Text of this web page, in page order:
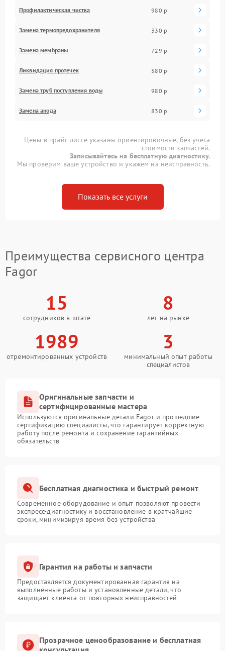
Профилактическая чистка 980 р
Замена термопредохранителя 330 р
Замена мембраны 729 р
Ликвидация протечек 580 р
Замена труб поступления воды 980 р
Замена анода 830 р
Цены в прайс-листе указаны ориентировочные, без учета
стоимости запчастей.
Записывайтесь на бесплатную диагностику.
Мы проверим ваше устройство и укажем на неисправность.
Показать все услуги
Преимущества сервисного центра
Fagor
15
сотрудников в штате
8
лет на рынке
1989
отремонтированных устройств
3
минимальный опыт работы
специалистов
Оригинальные запчасти и
сертифицированные мастера
Используются оригинальные детали Fagor и прошедшие
сертификацию специалисты, что гарантирует корректную
работу после ремонта и сохранение гарантийных
обязательств
Бесплатная диагностика и быстрый ремонт
Современное оборудование и опыт позволяют провести
экспресс-диагностику и восстановление в кратчайшие
сроки, минимизируя время без устройства
Гарантия на работы и запчасти
Предоставляется документированная гарантия на
выполненные работы и установленные детали, что
защищает клиента от повторных неисправностей
Прозрачное ценообразование и бесплатная